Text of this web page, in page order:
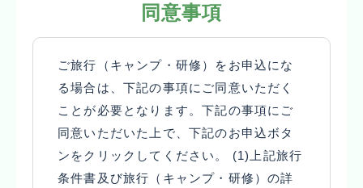
発行する文書等において「参加者」と表記さ
費」と表記されている文言については「旅行
代金」と読み替えるものとします。
(4) 当社は、お客様が当社の定める旅行日程
に従って運送・宿泊機関等の提供する運送・
宿泊その他の旅行に関するサービス（以下、
「旅行サービス」といいます。）の提供を受
(1) この旅行は関西教育旅行株式会社（以
施する旅行であり、この旅行に参加されるお
客様は当社と募集型企画旅行契約（以下、
「旅行契約」といいます。）を締結すること
になります。
(2) 旅行契約の内容・条件は、募集広告、パ
ンフレット、本旅行条件書、本旅行出発前に
同意事項
ご旅行（キャンプ・研修）をお申込にな
る場合は、下記の事項にご同意いただく
ことが必要となります。下記の事項にご
同意いただいた上で、下記のお申込ボタ
ンをクリックしてください。 (1)上記旅行
条件書及び旅行（キャンプ・研修）の詳